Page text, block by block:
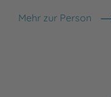
Mehr zur Person
Briony May Smith